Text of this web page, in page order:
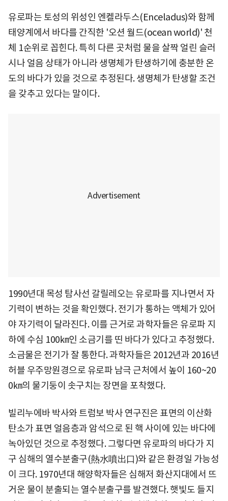
유로파는 토성의 위성인 엔켈라두스(Enceladus)와 함께
태양계에서 바다를 간직한 '오션 월드(ocean world)' 천
체 1순위로 꼽힌다. 특히 다른 곳처럼 물을 살짝 얼린 슬러
시나 얼음 상태가 아니라 생명체가 탄생하기에 충분한 온
도의 바다가 있을 것으로 추정된다. 생명체가 탄생할 조건
을 갖추고 있다는 말이다.
1990년대 목성 탐사선 갈릴레오는 유로파를 지나면서 자
기력이 변하는 것을 확인했다. 전기가 통하는 액체가 있어
야 자기력이 달라진다. 이를 근거로 과학자들은 유로파 지
하에 수심 100㎞인 소금기를 띤 바다가 있다고 추정했다.
소금물은 전기가 잘 통한다. 과학자들은 2012년과 2016년
허블 우주망원경으로 유로파 남극 근처에서 높이 160~20
0㎞의 물기둥이 솟구치는 장면을 포착했다.
빌리누에바 박사와 트럼보 박사 연구진은 표면의 이산화
탄소가 표면 얼음층과 암석으로 된 핵 사이에 있는 바다에
녹아있던 것으로 추정했다. 그렇다면 유로파의 바다가 지
구 심해의 열수분출구(熱水噴出口)와 같은 환경일 가능성
이 크다. 1970년대 해양학자들은 심해저 화산지대에서 뜨
거운 물이 분출되는 열수분출구를 발견했다. 햇빛도 들지